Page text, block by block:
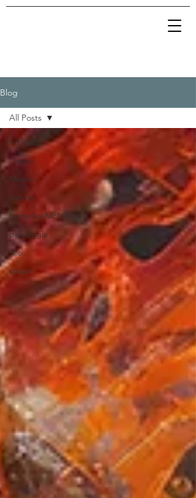
Blog
All Posts
Corpo
Mente
Anima
SempliceMENTE
psicologia
olio
social
All Posts